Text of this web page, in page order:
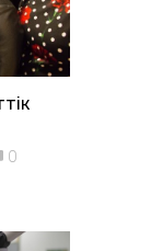
0